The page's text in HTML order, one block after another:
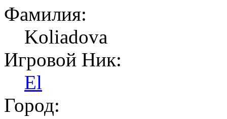
Фамилия:
Koliadova
Игровой Ник:
El
Город: